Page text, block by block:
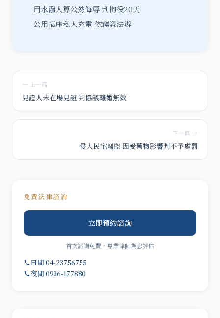
用水潑人算公然侮辱 判拘役20天
公用插座私人充電 依竊盜法辦
← 上一篇
見證人未在場見證 判協議離婚無效
下一篇 →
侵入民宅竊盜 因受藥物影響判不予處罰
免費法律諮詢
立即預約諮詢
首次諮詢免費，專業律師為您評估
日間 04-23756755
夜間 0936-177880